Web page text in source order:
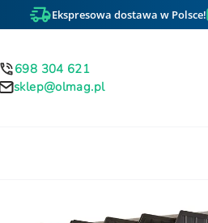
Ekspresowa dostawa w Polsce!
698 304 621
sklep@olmag.pl